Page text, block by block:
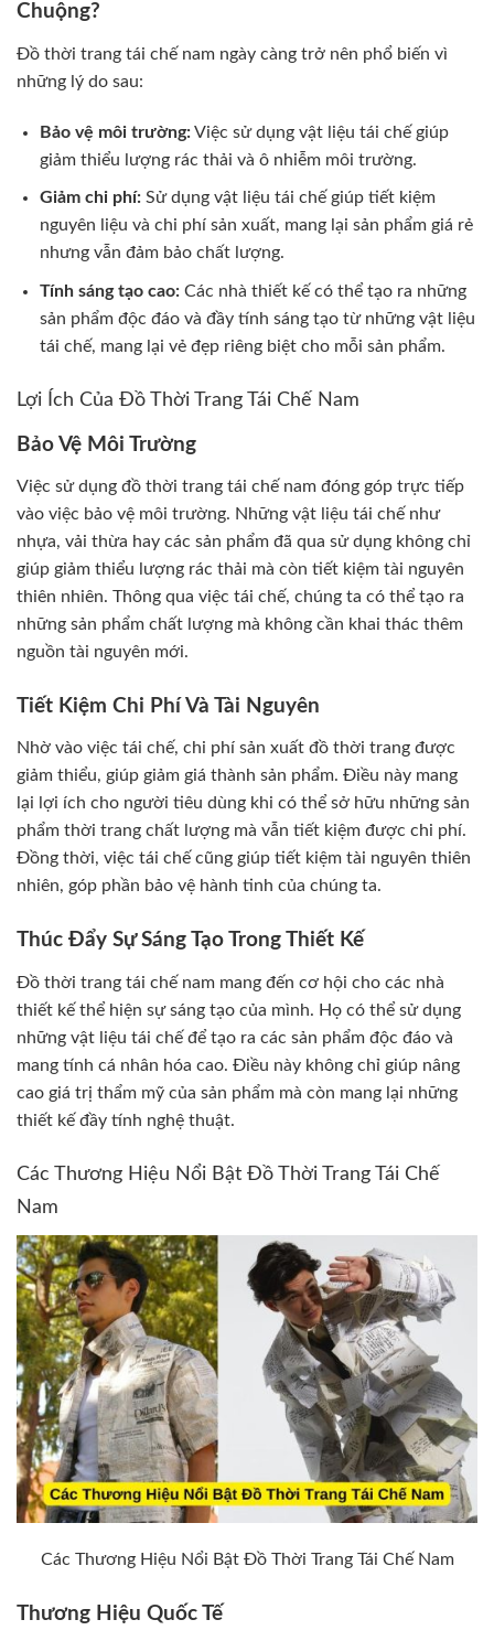
Chuộng?
Đồ thời trang tái chế nam ngày càng trở nên phổ biến vì
những lý do sau:
Bảo vệ môi trường:Việc sử dụng vật liệu tái chế giúp
giảm thiểu lượng rác thải và ô nhiễm môi trường.
Giảm chi phí:Sử dụng vật liệu tái chế giúp tiết kiệm
nguyên liệu và chi phí sản xuất, mang lại sản phẩm giá rẻ
nhưng vẫn đảm bảo chất lượng.
Tính sáng tạo cao:Các nhà thiết kế có thể tạo ra những
sản phẩm độc đáo và đầy tính sáng tạo từ những vật liệu
tái chế, mang lại vẻ đẹp riêng biệt cho mỗi sản phẩm.
Lợi Ích Của Đồ Thời Trang Tái Chế Nam
Bảo Vệ Môi Trường
Việc sử dụng đồ thời trang tái chế nam đóng góp trực tiếp
vào việc bảo vệ môi trường. Những vật liệu tái chế như
nhựa, vải thừa hay các sản phẩm đã qua sử dụng không chỉ
giúp giảm thiểu lượng rác thải mà còn tiết kiệm tài nguyên
thiên nhiên. Thông qua việc tái chế, chúng ta có thể tạo ra
những sản phẩm chất lượng mà không cần khai thác thêm
nguồn tài nguyên mới.
Tiết Kiệm Chi Phí Và Tài Nguyên
Nhờ vào việc tái chế, chi phí sản xuất đồ thời trang được
giảm thiểu, giúp giảm giá thành sản phẩm. Điều này mang
lại lợi ích cho người tiêu dùng khi có thể sở hữu những sản
phẩm thời trang chất lượng mà vẫn tiết kiệm được chi phí.
Đồng thời, việc tái chế cũng giúp tiết kiệm tài nguyên thiên
nhiên, góp phần bảo vệ hành tinh của chúng ta.
Thúc Đẩy Sự Sáng Tạo Trong Thiết Kế
Đồ thời trang tái chế nam mang đến cơ hội cho các nhà
thiết kế thể hiện sự sáng tạo của mình. Họ có thể sử dụng
những vật liệu tái chế để tạo ra các sản phẩm độc đáo và
mang tính cá nhân hóa cao. Điều này không chỉ giúp nâng
cao giá trị thẩm mỹ của sản phẩm mà còn mang lại những
thiết kế đầy tính nghệ thuật.
Các Thương Hiệu Nổi Bật Đồ Thời Trang Tái Chế
Nam
Các Thương Hiệu Nổi Bật Đồ Thời Trang Tái Chế Nam
Thương Hiệu Quốc Tế